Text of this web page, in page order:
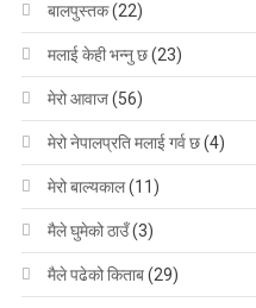
बालपुस्तक(22)
मलाई केही भन्नु छ(23)
मेरो आवाज(56)
मेरो नेपालप्रति मलाई गर्व छ(4)
मेरो बाल्यकाल(11)
मैले घुमेको ठाउँ(3)
मैले पढेको किताब(29)